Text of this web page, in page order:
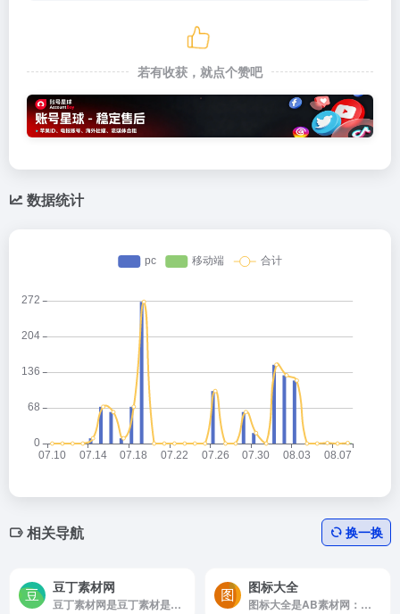
若有收获，就点个赞吧
数据统计
相关导航 换一换
豆丁素材网
豆丁素材网是豆丁素材是专注免费设计素材下载的网站，涵盖行业优质精品视频模板、背景视频、PPT模板、Word模板、配乐音效、字体及各类免费素材，集各类办公设计元素于一体，下载办公设计模板就...
图标大全
图标大全是AB素材网：免费提供各类图标大全、图标下载、设计素材、图标素材等其他设计素材，助力网页设计师腾飞（Sc.AdminBuy.Cn）。